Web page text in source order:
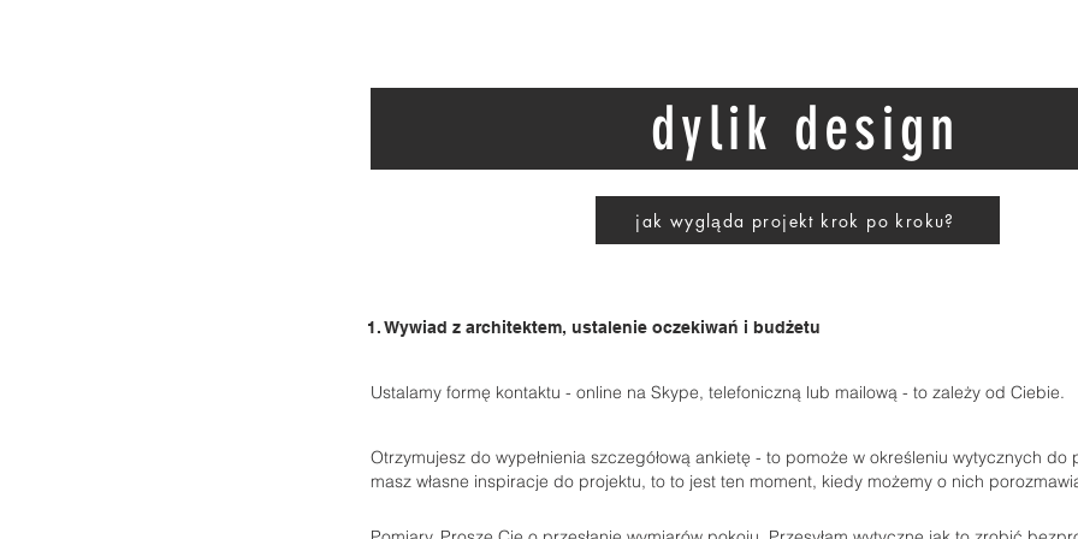
dylik design
jak wygląda projekt krok po kroku?
1. Wywiad z architektem, ustalenie oczekiwań i budżetu
Ustalamy formę kontaktu - online na Skype, telefoniczną lub mailową - to zależy od Ciebie.
Otrzymujesz do wypełnienia szczegółową ankietę - to pomoże w określeniu wytycznych do
masz własne inspiracje do projektu, to to jest ten moment, kiedy możemy o nich